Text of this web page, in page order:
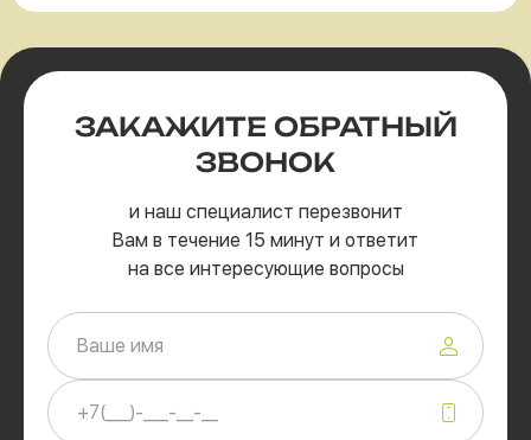
ЗАКАЖИТЕ ОБРАТНЫЙ
ЗВОНОК
и наш специалист перезвонит
Вам в течение 15 минут и ответит
на все интересующие вопросы